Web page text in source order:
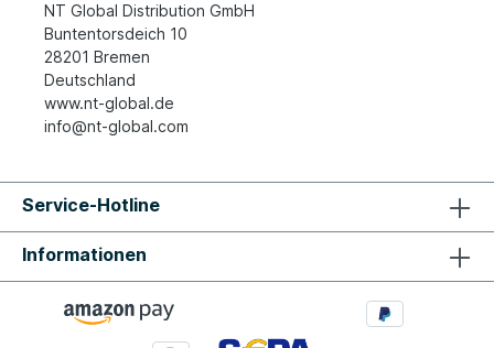
NT Global Distribution GmbH
Buntentorsdeich 10
28201 Bremen
Deutschland
www.nt-global.de
info@nt-global.com
Service-Hotline
Informationen